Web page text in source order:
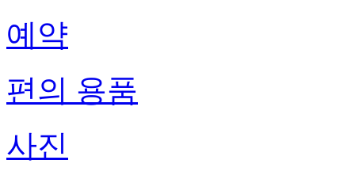
예약
편의 용품
사진